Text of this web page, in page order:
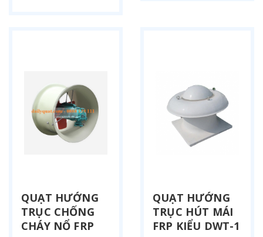
QUẠT HƯỚNG
TRỤC CHỐNG
CHÁY NỔ FRP
QUẠT HƯỚNG
TRỤC HÚT MÁI
FRP KIỂU DWT-1